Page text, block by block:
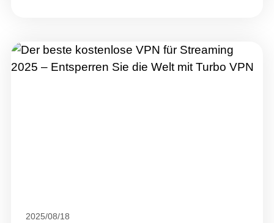
🎉. Dies ist nicht unser erster Erfolg, zeigt
jedoch erneut unser Engagement, Ihre&hellip;
Continue reading Sicherheitsbestätigung: Turbo
2025/08/18